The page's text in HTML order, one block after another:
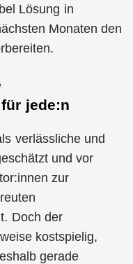
Lösung in
Monaten den
jede:n
verlässliche und
und vor
zur
Doch der
kostspielig,
gerade